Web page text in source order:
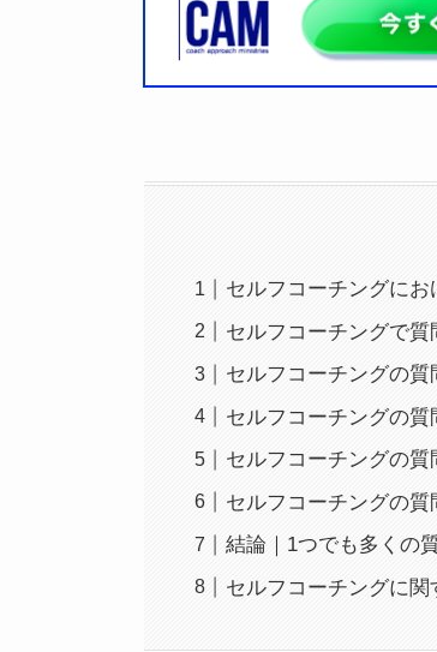
セルフコーチングにお
セルフコーチングで質
セルフコーチングの質
セルフコーチングの質
セルフコーチングの質
セルフコーチングの
結論｜1つでも多くの
セルフコーチングに関